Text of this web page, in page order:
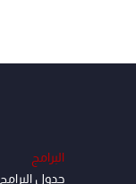
البرامج
جدول البرامج